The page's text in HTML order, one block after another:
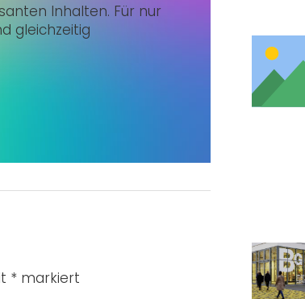
Inhalten. Für nur
gleichzeitig
* markiert